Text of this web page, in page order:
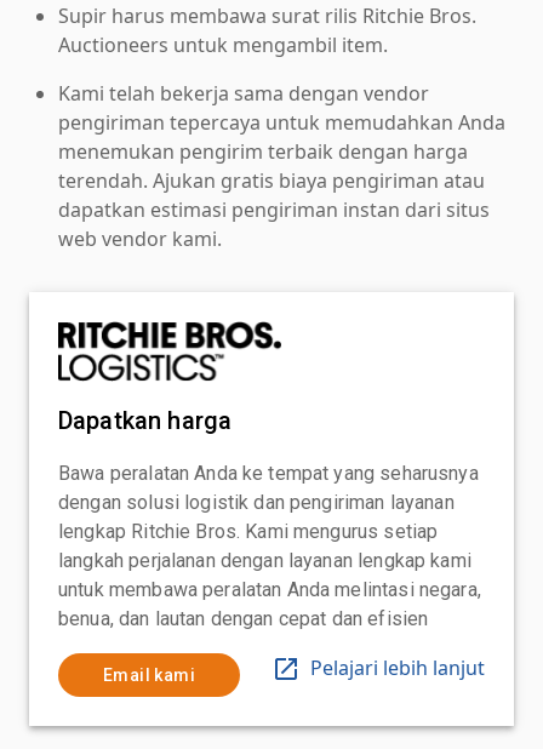
Supir harus membawa surat rilis Ritchie Bros.
Auctioneers untuk mengambil item.
Kami telah bekerja sama dengan vendor
pengiriman tepercaya untuk memudahkan Anda
menemukan pengirim terbaik dengan harga
terendah. Ajukan gratis biaya pengiriman atau
dapatkan estimasi pengiriman instan dari situs
web vendor kami.
Dapatkan harga
Bawa peralatan Anda ke tempat yang seharusnya
dengan solusi logistik dan pengiriman layanan
lengkap Ritchie Bros. Kami mengurus setiap
langkah perjalanan dengan layanan lengkap kami
untuk membawa peralatan Anda melintasi negara,
benua, dan lautan dengan cepat dan efisien
Email kami Pelajari lebih lanjut